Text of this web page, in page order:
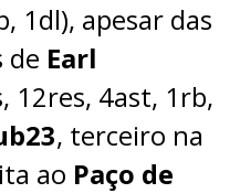
1dl), apesar das
de Earl
12res, 4ast, 1rb,
, terceiro na
ao Paço de